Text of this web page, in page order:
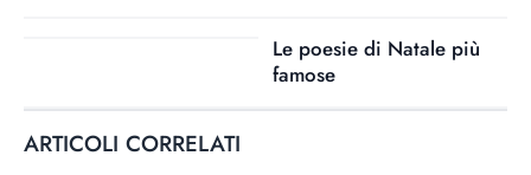
Le poesie di Natale più
famose
ARTICOLI CORRELATI